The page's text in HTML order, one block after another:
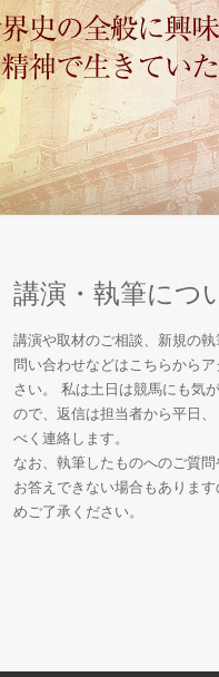
講演・執筆につ
講演や取材のご相談、新規の
問い合わせなどはこちらから
さい。 私は土日は競馬にも気
ので、返信は担当者から平日
べく連絡します。
なお、執筆したものへのご質
お答えできない場合もありま
めご了承ください。